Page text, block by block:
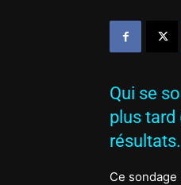
Qui se
plus tard
résultats.
Ce